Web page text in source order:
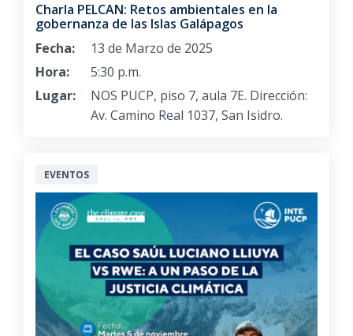
Charla PELCAN: Retos ambientales en la
gobernanza de las Islas Galápagos
Fecha:
13 de Marzo de 2025
Hora:
5:30 p.m.
Lugar:
NOS PUCP, piso 7, aula 7E. Dirección:
Av. Camino Real 1037, San Isidro.
EVENTOS